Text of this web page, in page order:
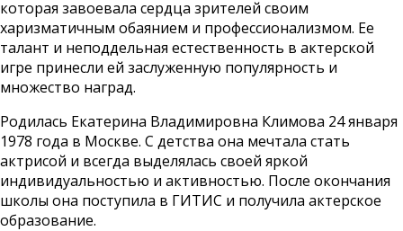
которая завоевала сердца зрителей своим
харизматичным обаянием и профессионализмом. Ее
талант и неподдельная естественность в актерской
игре принесли ей заслуженную популярность и
множество наград.
Родилась Екатерина Владимировна Климова 24 января
1978 года в Москве. С детства она мечтала стать
актрисой и всегда выделялась своей яркой
индивидуальностью и активностью. После окончания
школы она поступила в ГИТИС и получила актерское
образование.